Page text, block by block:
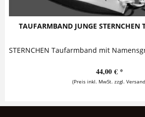
TAUFARMBAND JUNGE STERNCHEN
44,00 € *
(Preis inkl. MwSt. zzgl.